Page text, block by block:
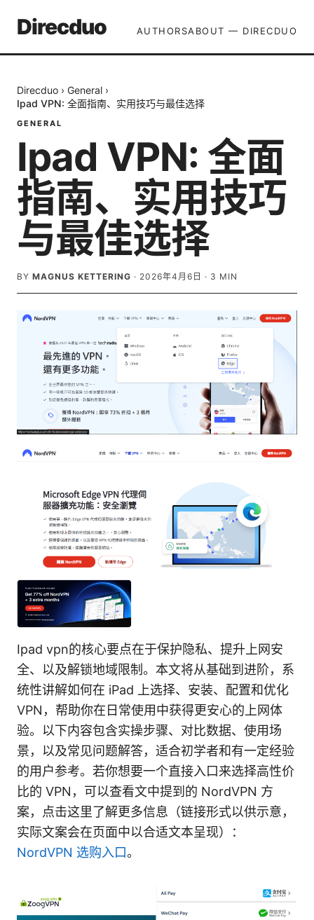
Direcduo AUTHORSABOUT — DIRECDUO
Direcduo › General ›
Ipad VPN: 全面指南、实用技巧与最佳选择
GENERAL
Ipad VPN: 全面
指南、实用技巧
与最佳选择
BY MAGNUS KETTERING · 2026年4月6日 · 3 MIN
Ipad vpn的核心要点在于保护隐私、提升上网安
全、以及解锁地域限制。本文将从基础到进阶，系
统性讲解如何在 iPad 上选择、安装、配置和优化
VPN，帮助你在日常使用中获得更安心的上网体
验。以下内容包含实操步骤、对比数据、使用场
景，以及常见问题解答，适合初学者和有一定经验
的用户参考。若你想要一个直接入口来选择高性价
比的 VPN，可以查看文中提到的 NordVPN 方
案，点击这里了解更多信息（链接形式以供示意，
实际文案会在页面中以合适文本呈现）：
NordVPN 选购入口。